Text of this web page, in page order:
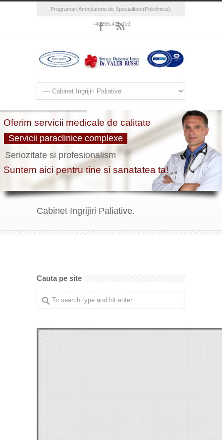
Programari Ambulatoriu de Specialitate(Policlinica):
+40265.411.919
Cabinet Ingrijiri Paliative.
Cauta pe site